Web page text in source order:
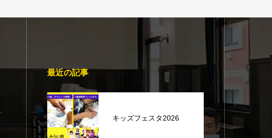
最近の記事
キッズフェスタ2026